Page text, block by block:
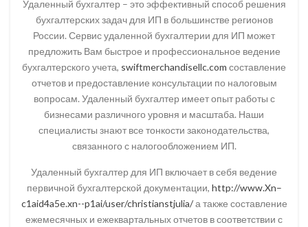
Удаленный бухгалтер – это эффективный способ решения
бухгалтерских задач для ИП в большинстве регионов
России. Сервис удаленной бухгалтерии для ИП может
предложить Вам быстрое и профессиональное ведение
бухгалтерского учета, swiftmerchandisellc.com составление
отчетов и предоставление консультации по налоговым
вопросам. Удаленный бухгалтер имеет опыт работы с
бизнесами различного уровня и масштаба. Наши
специалисты знают все тонкости законодательства,
связанного с налогообложением ИП.
Удаленный бухгалтер для ИП включает в себя ведение
первичной бухгалтерской документации, http://www.Xn–
c1aid4a5e.xn--p1ai/user/christianstjulia/а также составление
ежемесячных и ежеквартальных отчетов в соответствии с